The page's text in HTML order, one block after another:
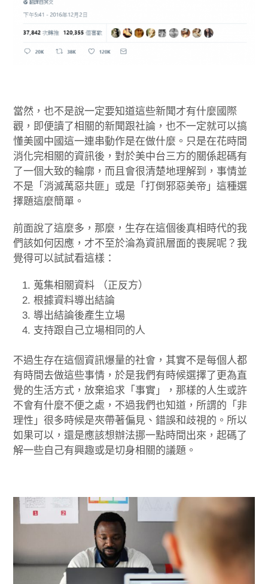
當然，也不是說一定要知道這些新聞才有什麼國際
觀，即便讀了相關的新聞跟社論，也不一定就可以搞
懂美國中國這一連串動作是在做什麼。只是在花時間
消化完相關的資訊後，對於美中台三方的關係起碼有
了一個大致的輪廓，而且會很清楚地理解到，事情並
不是「消滅萬惡共匪」或是「打倒邪惡美帝」這種選
擇題這麼簡單。
前面說了這麼多，那麼，生存在這個後真相時代的我
們該如何因應，才不至於淪為資訊層面的喪屍呢？我
覺得可以試試看這樣：
蒐集相關資料 （正反方）
根據資料導出結論
導出結論後產生立場
支持跟自己立場相同的人
不過生存在這個資訊爆量的社會，其實不是每個人都
有時間去做這些事情，於是我們有時候選擇了更為直
覺的生活方式，放棄追求「事實」，那樣的人生或許
不會有什麼不便之處，不過我們也知道，所謂的「非
理性」很多時候是夾帶著偏見、錯誤和歧視的。所以
如果可以，還是應該想辦法挪一點時間出來，起碼了
解一些自己有興趣或是切身相關的議題。